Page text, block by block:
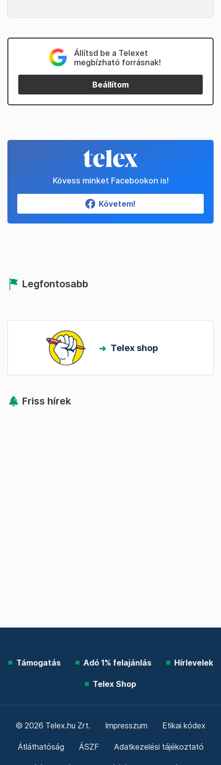
Állítsd be a Telexet
megbízható forrásnak!
Beállítom
Kövess minket Facebookon is!
Követem!
Legfontosabb
Telex shop
Friss hírek
Támogatás Adó 1% felajánlás Hírlevelek
Telex Shop
© 2026 Telex.hu Zrt. Impresszum Etikai kódex
Átláthatóság ÁSZF Adatkezelési tájékoztató